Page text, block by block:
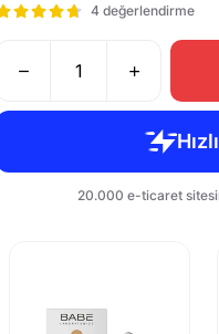
4 değerlendirme